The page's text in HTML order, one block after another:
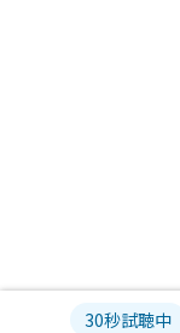
30秒試聴中